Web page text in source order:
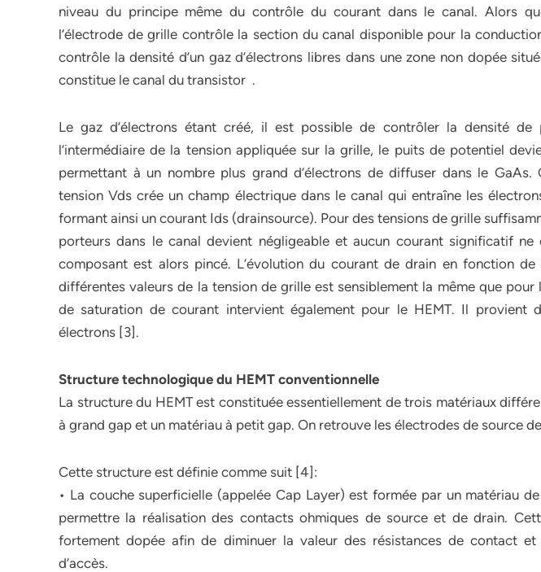
niveau du principe même du contrôle du courant dans le canal. Alors
l’électrode de grille contrôle la section du canal disponible pour la
contrôle la densité d’un gaz d’électrons libres dans une zone non dopée
constitue le canal du transistor .
Le gaz d’électrons étant créé, il est possible de contrôler la densité de
l’intermédiaire de la tension appliquée sur la grille, le puits de potentiel
permettant à un nombre plus grand d’électrons de diffuser dans le GaAs.
tension Vds crée un champ électrique dans le canal qui entraîne les
formant ainsi un courant Ids (drainsource). Pour des tensions de grille
porteurs dans le canal devient négligeable et aucun courant significatif
composant est alors pincé. L’évolution du courant de drain en fonction
différentes valeurs de la tension de grille est sensiblement la même que pour
de saturation de courant intervient également pour le HEMT. Il provient
électrons [3].
Structure technologique du HEMT conventionnelle
La structure du HEMT est constituée essentiellement de trois matériaux
à grand gap et un matériau à petit gap. On retrouve les électrodes de source
Cette structure est définie comme suit [4]:
• La couche superficielle (appelée Cap Layer) est formée par un matériau
permettre la réalisation des contacts ohmiques de source et de drain.
fortement dopée afin de diminuer la valeur des résistances de contact
d’accès.